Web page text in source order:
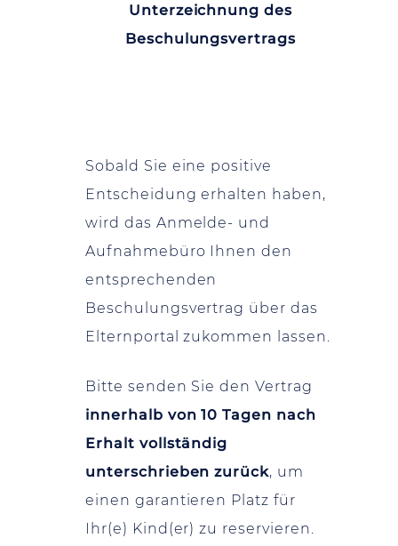
Unterzeichnung des
Beschulungsvertrags
Sobald Sie eine positive
Entscheidung erhalten haben,
wird das Anmelde- und
Aufnahmebüro Ihnen den
entsprechenden
Beschulungsvertrag über das
Elternportal zukommen lassen.
Bitte senden Sie den Vertrag
innerhalb von 10 Tagen nach
Erhalt vollständig
unterschrieben zurück, um
einen garantieren Platz für
Ihr(e) Kind(er) zu reservieren.